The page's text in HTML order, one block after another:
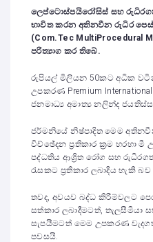
ලෙප්ටොස්පයිරෝසිස් සහ රුධිරගත
භාවිත කරන අතිනවීන රුධිර
(Com.Tec MultiProcedural
පරිත්‍යාග කර තිබේ.
රුපියල් මිලියන 50කට අධික
උපකරණ Premium
ජනමාධ්‍ය අමාත්‍ය නලින්ද
ජර්මනියේ නිෂ්පාදිත මෙම
විච්ඡේදන ප්‍රතිකාර ක්‍රම හරහා
පද්ධතිය ආශ්‍රිත රෝග සහ
රැසකට ප්‍රතිකාර ලබාදිය හැකි
තවද, අවයව බද්ධ කිරීම්වලට
සත්කාර ලබාදීමටත්, තැලසීමියා
සැපයීමටත් මෙම උපකරණ
පවසයි.